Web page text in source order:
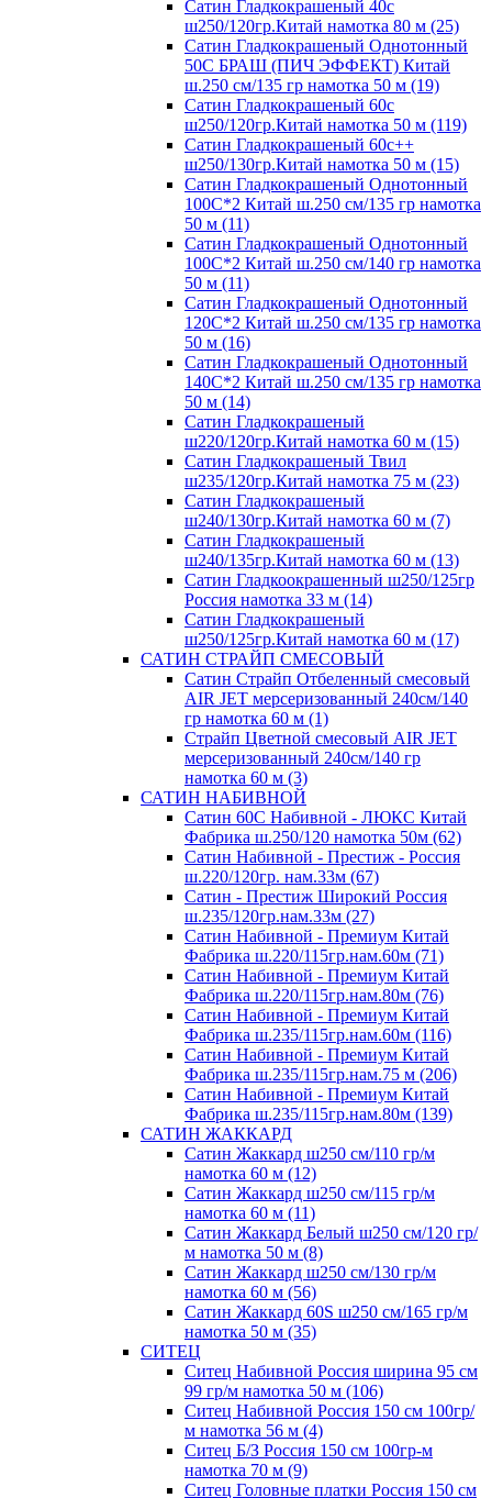
Сатин Гладкокрашеный 40с
ш250/120гр.Китай намотка 80 м (25)
Сатин Гладкокрашеный Однотонный
50С БРАШ (ПИЧ ЭФФЕКТ) Китай
ш.250 см/135 гр намотка 50 м (19)
Сатин Гладкокрашеный 60с
ш250/120гр.Китай намотка 50 м (119)
Сатин Гладкокрашеный 60с++
ш250/130гр.Китай намотка 50 м (15)
Сатин Гладкокрашеный Однотонный
100С*2 Китай ш.250 см/135 гр намотка
50 м (11)
Сатин Гладкокрашеный Однотонный
100С*2 Китай ш.250 см/140 гр намотка
50 м (11)
Сатин Гладкокрашеный Однотонный
120С*2 Китай ш.250 см/135 гр намотка
50 м (16)
Сатин Гладкокрашеный Однотонный
140С*2 Китай ш.250 см/135 гр намотка
50 м (14)
Сатин Гладкокрашеный
ш220/120гр.Китай намотка 60 м (15)
Сатин Гладкокрашеный Твил
ш235/120гр.Китай намотка 75 м (23)
Сатин Гладкокрашеный
ш240/130гр.Китай намотка 60 м (7)
Сатин Гладкокрашеный
ш240/135гр.Китай намотка 60 м (13)
Сатин Гладкоокрашенный ш250/125гр
Россия намотка 33 м (14)
Сатин Гладкокрашеный
ш250/125гр.Китай намотка 60 м (17)
САТИН СТРАЙП СМЕСОВЫЙ
Сатин Страйп Отбеленный смесовый
AIR JET мерсеризованный 240см/140
гр намотка 60 м (1)
Страйп Цветной смесовый AIR JET
мерсеризованный 240см/140 гр
намотка 60 м (3)
САТИН НАБИВНОЙ
Сатин 60С Набивной - ЛЮКС Китай
Фабрика ш.250/120 намотка 50м (62)
Сатин Набивной - Престиж - Россия
ш.220/120гр. нам.33м (67)
Сатин - Престиж Широкий Россия
ш.235/120гр.нам.33м (27)
Сатин Набивной - Премиум Китай
Фабрика ш.220/115гр.нам.60м (71)
Сатин Набивной - Премиум Китай
Фабрика ш.220/115гр.нам.80м (76)
Сатин Набивной - Премиум Китай
Фабрика ш.235/115гр.нам.60м (116)
Сатин Набивной - Премиум Китай
Фабрика ш.235/115гр.нам.75 м (206)
Сатин Набивной - Премиум Китай
Фабрика ш.235/115гр.нам.80м (139)
САТИН ЖАККАРД
Сатин Жаккард ш250 см/110 гр/м
намотка 60 м (12)
Сатин Жаккард ш250 см/115 гр/м
намотка 60 м (11)
Сатин Жаккард Белый ш250 см/120 гр/
м намотка 50 м (8)
Сатин Жаккард ш250 см/130 гр/м
намотка 60 м (56)
Сатин Жаккард 60S ш250 см/165 гр/м
намотка 50 м (35)
СИТЕЦ
Ситец Набивной Россия ширина 95 см
99 гр/м намотка 50 м (106)
Ситец Набивной Россия 150 см 100гр/
м намотка 56 м (4)
Ситец Б/З Россия 150 см 100гр-м
намотка 70 м (9)
Ситец Головные платки Россия 150 см